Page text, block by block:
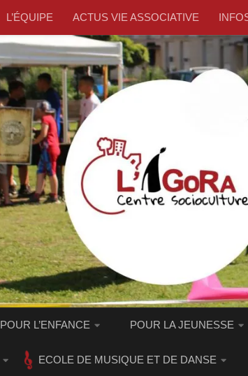
L’ÉQUIPE ACTUS VIE ASSOCIATIVE
POUR L’ENFANCE POUR LA JEUNESSE
ECOLE DE MUSIQUE ET DE DANSE